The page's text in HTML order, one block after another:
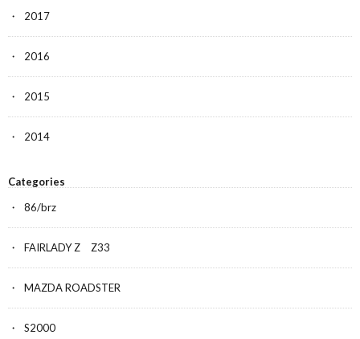
2017
2016
2015
2014
Categories
86/brz
FAIRLADY Z Z33
MAZDA ROADSTER
S2000